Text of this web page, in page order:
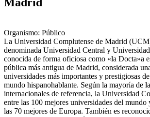
Madrid
Organismo: Público
La Universidad Complutense de Madrid
denominada Universidad Central y
conocida de forma oficiosa como «la Docta»a​
pública más antigua de Madrid, considerada
universidades más importantes y prestigiosas
mundo hispanohablante. Según la mayoría de
internacionales de referencia, la Universidad
entre las 100 mejores universidades del
las 70 mejores de Europa. También es